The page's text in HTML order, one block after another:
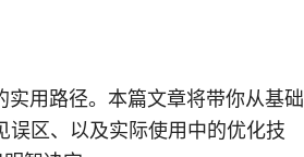
用路径。本篇文章将带你从基础
误区、以及实际使用中的优化技